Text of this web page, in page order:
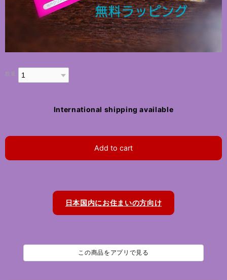
数量
International shipping available
Add to cart
日本国内にお住まいの方向け
この商品をアプリで見る